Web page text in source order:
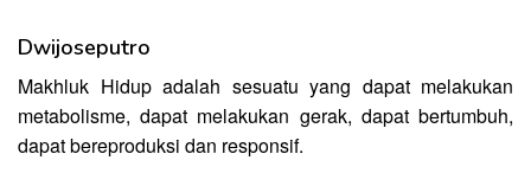
Dwijoseputro
Makhluk Hidup adalah sesuatu yang dapat melakukan
metabolisme, dapat melakukan gerak, dapat bertumbuh,
dapat bereproduksi dan responsif.